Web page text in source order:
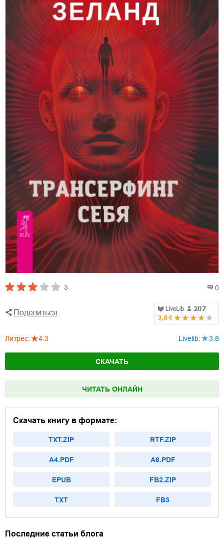
3 0
Поделиться
Литрес: 4.3 Livelib: 3.8
СКАЧАТЬ
ЧИТАТЬ ОНЛАЙН
Скачать книгу в формате:
TXT.ZIP RTF.ZIP
A4.PDF A6.PDF
EPUB FB2.ZIP
TXT FB3
Последние статьи блога